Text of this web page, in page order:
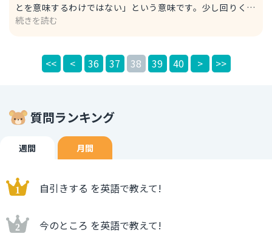
とを意味するわけではない」という意味です。少し回りくど
いですが、結局のところ「なきにしもあらず」ということに
doesn't mean that there aren't any. （私はお金がほと
impossible. entirelyは「完全に」という意味で、
entirely impossibleを直訳すると、「それは完全に不可能
というわけではない」となります。 不可能であることを否
定しているので、「なきにしもあらず」と訳せます。 We
don't have sweets very much but that it's not entirely
続きを読む
<< < 36 37 38 39 40 > >>
質問ランキング
週間 月間
自引きする を英語で教えて!
今のところ を英語で教えて!